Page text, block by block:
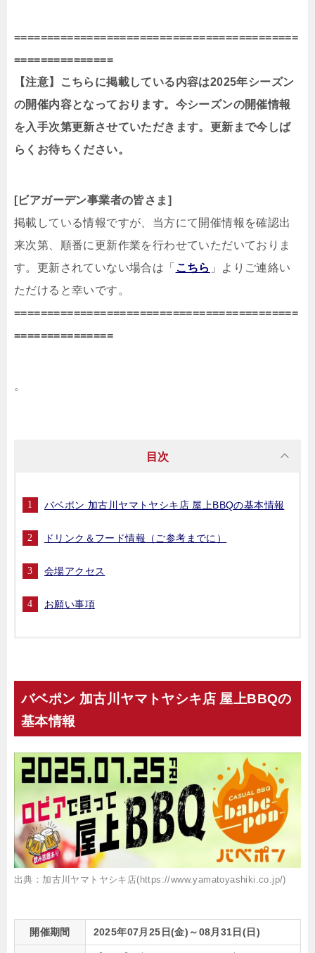
===========================================
===============
【注意】こちらに掲載している内容は2025年シーズン
の開催内容となっております。今シーズンの開催情報
を入手次第更新させていただきます。更新まで今しば
らくお待ちください。
[ビアガーデン事業者の皆さま]
掲載している情報ですが、当方にて開催情報を確認出
来次第、順番に更新作業を行わせていただいておりま
す。更新されていない場合は「 こちら 」よりご連絡い
ただけると幸いです。
===========================================
===============
。
目次
バベポン 加古川ヤマトヤシキ店 屋上BBQの基本情報
ドリンク＆フード情報（ご参考までに）
会場アクセス
お願い事項
バベポン 加古川ヤマトヤシキ店 屋上BBQの
基本情報
出典：加古川ヤマトヤシキ店(https://www.yamatoyashiki.co.jp/)
開催期間 2025年07月25日(金)～08月31日(日)